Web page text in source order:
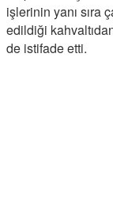
işlerinin yanı sıra
edildiği
de istifade etti.